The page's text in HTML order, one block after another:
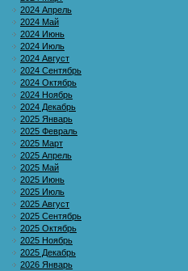
2024 Апрель
2024 Май
2024 Июнь
2024 Июль
2024 Август
2024 Сентябрь
2024 Октябрь
2024 Ноябрь
2024 Декабрь
2025 Январь
2025 Февраль
2025 Март
2025 Апрель
2025 Май
2025 Июнь
2025 Июль
2025 Август
2025 Сентябрь
2025 Октябрь
2025 Ноябрь
2025 Декабрь
2026 Январь